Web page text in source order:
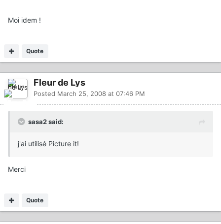
Moi idem !
Quote
Fleur de Lys
Posted March 25, 2008 at 07:46 PM
sasa2 said:
j'ai utilisé Picture it!
Merci
Quote